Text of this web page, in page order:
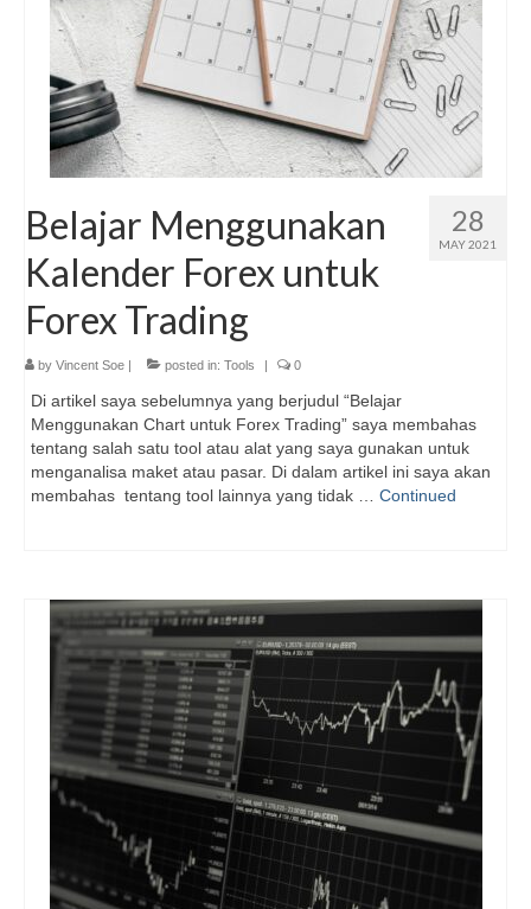
28
MAY 2021
Belajar Menggunakan
Kalender Forex untuk
Forex Trading
by Vincent Soe | posted in: Tools | 0
Di artikel saya sebelumnya yang berjudul “Belajar
Menggunakan Chart untuk Forex Trading” saya membahas
tentang salah satu tool atau alat yang saya gunakan untuk
menganalisa maket atau pasar. Di dalam artikel ini saya akan
membahas tentang tool lainnya yang tidak … Continued